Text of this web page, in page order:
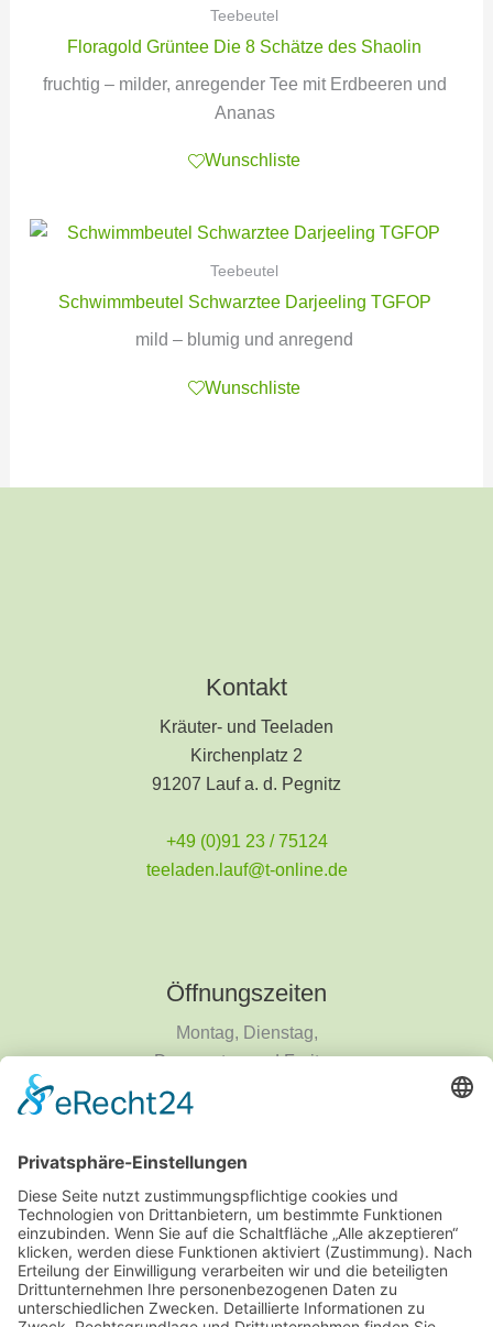
Teebeutel
Floragold Grüntee Die 8 Schätze des Shaolin
fruchtig – milder, anregender Tee mit Erdbeeren und
Ananas
Wunschliste
Teebeutel
Schwimmbeutel Schwarztee Darjeeling TGFOP
mild – blumig und anregend
Wunschliste
Kontakt
Kräuter- und Teeladen
Kirchenplatz 2
91207 Lauf a. d. Pegnitz
+49 (0)91 23 / 75124
teeladen.lauf@t-online.de
Öffnungszeiten
Montag, Dienstag,
Donnerstag und Freitag
9 - 14 Uhr
Informationen